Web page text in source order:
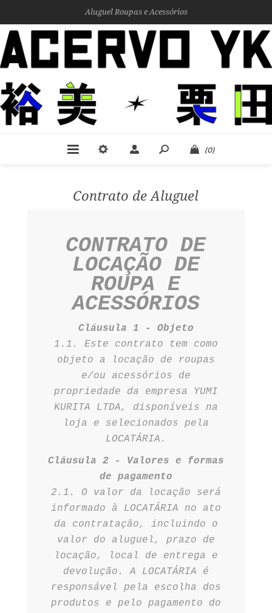
Aluguel Roupas e Acessórios
(0)
Contrato de Aluguel
CONTRATO DE
LOCAÇÃO DE
ROUPA E
ACESSÓRIOS
Cláusula 1 - Objeto
1.1. Este contrato tem como
objeto a locação de roupas
e/ou acessórios de
propriedade da empresa YUMI
KURITA LTDA, disponíveis na
loja e selecionados pela
LOCATÁRIA.
Cláusula 2 - Valores e formas
de pagamento
2.1. O valor da locação será
informado à LOCATÁRIA no ato
da contratação, incluindo o
valor do aluguel, prazo de
locação, local de entrega e
devolução. A LOCATÁRIA é
responsável pela escolha dos
produtos e pelo pagamento do